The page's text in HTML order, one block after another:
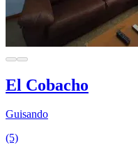
El Cobacho
Guisando
(5)